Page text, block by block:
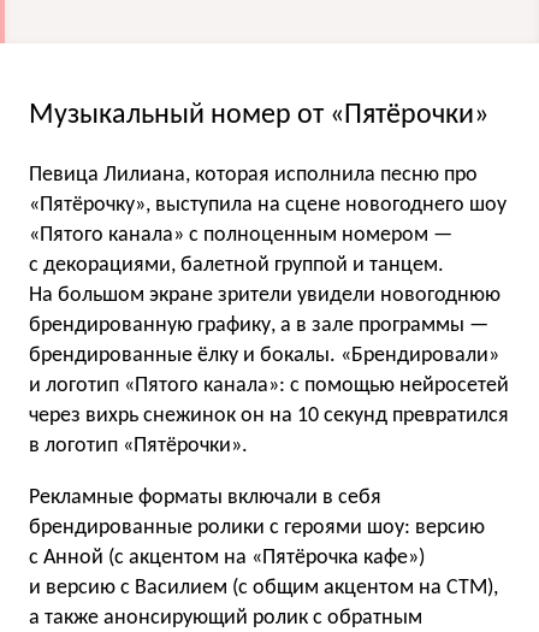
Музыкальный номер от «Пятёрочки»
Певица Лилиана, которая исполнила песню про
«Пятёрочку», выступила на сцене новогоднего шоу
«Пятого канала» с полноценным номером —
с декорациями, балетной группой и танцем.
На большом экране зрители увидели новогоднюю
брендированную графику, а в зале программы —
брендированные ёлку и бокалы. «Брендировали»
и логотип «Пятого канала»: с помощью нейросетей
через вихрь снежинок он на 10 секунд превратился
в логотип «Пятёрочки».
Рекламные форматы включали в себя
брендированные ролики с героями шоу: версию
с Анной (с акцентом на «Пятёрочка кафе»)
и версию с Василием (с общим акцентом на СТМ),
а также анонсирующий ролик с обратным